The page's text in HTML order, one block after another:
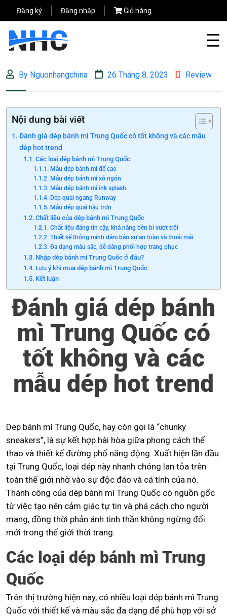
Đăng ký Đăng nhập Giỏ hàng
By Nguonhangchina 26 Tháng 8, 2023 Review
Nội dung bài viết
Đánh giá dép bánh mì Trung Quốc có tốt không và các mẫu
dép hot trend
Các loại dép bánh mì Trung Quốc
Mẫu dép bánh mì đế cao
Mẫu dép bánh mì xỏ ngón
Mẫu dép bánh mì ink splash
Dép quai ngang Runway
Mẫu dép quai hậu trơn
Chất liệu của dép bánh mì Trung Quốc
Chất liệu đáng tin cậy, khả năng bền bỉ vượt trội
Thiết kế thông minh đảm bảo sự an toàn và thoải mái
Đa dạng màu sắc, dễ dàng phối hợp trang phục
Nhập dép bánh mì Trung Quốc ở đâu?
Lưu ý khi mua dép bánh mì Trung Quốc
Kết luận
Đánh giá dép bánh
mì Trung Quốc có
tốt không và các
mẫu dép hot trend
Dep bánh mì Trung Quốc, hay còn gọi là “chunky
sneakers”, là sự kết hợp hài hòa giữa phong cách thể
thao và thiết kế đường phố năng động. Xuất hiện lần đầu
tại Trung Quốc, loại dép này nhanh chóng lan tỏa trên
toàn thế giới nhờ vào sự độc đáo và cá tính của nó.
Thành công của dép bánh mì Trung Quốc có nguồn gốc
từ việc tạo nên cảm giác tự tin và phá cách cho người
mang, đồng thời phản ánh tinh thần không ngừng đổi
mới trong thế giới thời trang.
Các loại dép bánh mì Trung
Quốc
Trên thị trường hiện nay, có nhiều loại dép bánh mì Trung
Quốc với thiết kế và màu sắc đa dạng để phù hợp với sở